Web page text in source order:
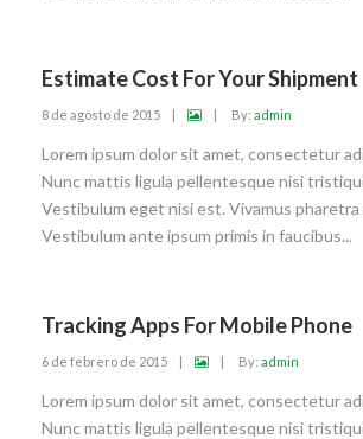
Estimate Cost For Your Shipment
8 de agosto de 2015 | | By: admin
Lorem ipsum dolor sit amet, consectetur
Nunc mattis ligula pellentesque nisi
Vestibulum eget nisi est. Vivamus
Vestibulum ante ipsum primis in faucibus...
Tracking Apps For Mobile Phone
6 de febrero de 2015 | | By: admin
Lorem ipsum dolor sit amet, consectetur
Nunc mattis ligula pellentesque nisi